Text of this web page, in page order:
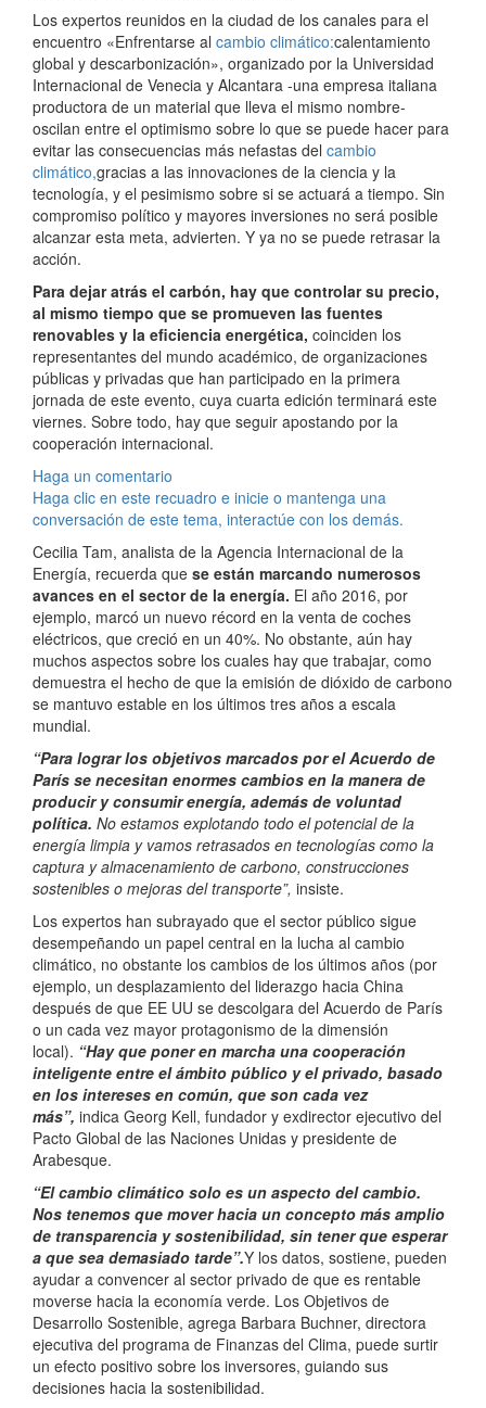
Los expertos reunidos en la ciudad de los canales para el
encuentro «Enfrentarse al cambio climático:calentamiento
global y descarbonización», organizado por la Universidad
Internacional de Venecia y Alcantara -una empresa italiana
productora de un material que lleva el mismo nombre-
oscilan entre el optimismo sobre lo que se puede hacer para
evitar las consecuencias más nefastas del cambio
climático,gracias a las innovaciones de la ciencia y la
tecnología, y el pesimismo sobre si se actuará a tiempo. Sin
compromiso político y mayores inversiones no será posible
alcanzar esta meta, advierten. Y ya no se puede retrasar la
acción.
Para dejar atrás el carbón, hay que controlar su precio,
al mismo tiempo que se promueven las fuentes
renovables y la eficiencia energética, coinciden los
representantes del mundo académico, de organizaciones
públicas y privadas que han participado en la primera
jornada de este evento, cuya cuarta edición terminará este
viernes. Sobre todo, hay que seguir apostando por la
cooperación internacional.
Haga un comentario
Haga clic en este recuadro e inicie o mantenga una
conversación de este tema, interactúe con los demás.
Cecilia Tam, analista de la Agencia Internacional de la
Energía, recuerda que se están marcando numerosos
avances en el sector de la energía. El año 2016, por
ejemplo, marcó un nuevo récord en la venta de coches
eléctricos, que creció en un 40%. No obstante, aún hay
muchos aspectos sobre los cuales hay que trabajar, como
demuestra el hecho de que la emisión de dióxido de carbono
se mantuvo estable en los últimos tres años a escala
mundial.
“Para lograr los objetivos marcados por el Acuerdo de
París se necesitan enormes cambios en la manera de
producir y consumir energía, además de voluntad
política. No estamos explotando todo el potencial de la
energía limpia y vamos retrasados en tecnologías como la
captura y almacenamiento de carbono, construcciones
sostenibles o mejoras del transporte”, insiste.
Los expertos han subrayado que el sector público sigue
desempeñando un papel central en la lucha al cambio
climático, no obstante los cambios de los últimos años (por
ejemplo, un desplazamiento del liderazgo hacia China
después de que EE UU se descolgara del Acuerdo de París
o un cada vez mayor protagonismo de la dimensión
local). “Hay que poner en marcha una cooperación
inteligente entre el ámbito público y el privado, basado
en los intereses en común, que son cada vez
más”, indica Georg Kell, fundador y exdirector ejecutivo del
Pacto Global de las Naciones Unidas y presidente de
Arabesque.
“El cambio climático solo es un aspecto del cambio.
Nos tenemos que mover hacia un concepto más amplio
de transparencia y sostenibilidad, sin tener que esperar
a que sea demasiado tarde”.Y los datos, sostiene, pueden
ayudar a convencer al sector privado de que es rentable
moverse hacia la economía verde. Los Objetivos de
Desarrollo Sostenible, agrega Barbara Buchner, directora
ejecutiva del programa de Finanzas del Clima, puede surtir
un efecto positivo sobre los inversores, guiando sus
decisiones hacia la sostenibilidad.